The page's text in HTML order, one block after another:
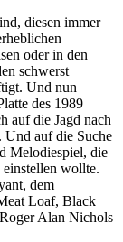
diesen immer
oder in den
schwerst
Und nun
des 1989
auf die Jagd nach
Und auf die Suche
Melodiespiel, die
wollte.
dem
Loaf, Black
Alan Nichols